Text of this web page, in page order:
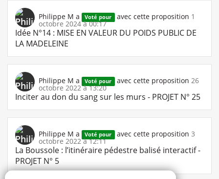
Philippe M a Voté pour avec cette proposition 1
octobre 2024 à 00:17
Idée N°14 : MISE EN VALEUR DU POIDS PUBLIC DE
LA MADELEINE
Philippe M a Voté pour avec cette proposition 26
octobre 2022 à 13:20
Inciter au don du sang sur les murs - PROJET N° 25
Philippe M a Voté pour avec cette proposition 3
octobre 2022 à 12:11
La Boussole : l’itinéraire pédestre balisé interactif -
PROJET N° 5